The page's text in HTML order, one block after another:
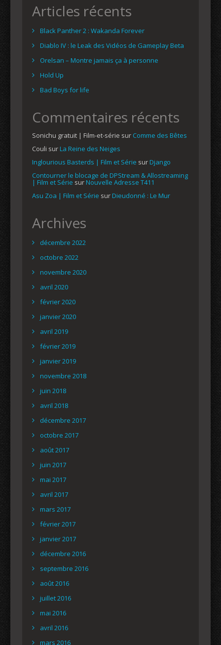
Articles récents
Black Panther 2 : Wakanda Forever
Diablo IV : le Leak des Vidéos de Gameplay Beta
Orelsan – Montre jamais ça à personne
Hold Up
Bad Boys for life
Commentaires récents
Sonichu gratuit | Film-et-série sur Comme des Bêtes
Couli surLa Reine des Neiges
Inglourious Basterds | Film et Série surDjango
Contourner le blocage de DPStream & Allostreaming
| Film et Série surNouvelle Adresse T411
Asu Zoa | Film et Série surDieudonné : Le Mur
Archives
décembre 2022
octobre 2022
novembre 2020
avril 2020
février 2020
janvier 2020
avril 2019
février 2019
janvier 2019
novembre 2018
juin 2018
avril 2018
décembre 2017
octobre 2017
août 2017
juin 2017
mai 2017
avril 2017
mars 2017
février 2017
janvier 2017
décembre 2016
septembre 2016
août 2016
juillet 2016
mai 2016
avril 2016
mars 2016